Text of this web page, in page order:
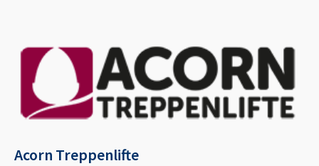
Acorn Treppenlifte